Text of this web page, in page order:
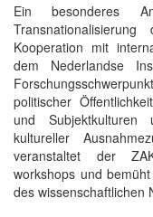
Ein besonderes
Kooperation mit
dem Nederlandse
politischer
und
kultureller
veranstaltet der
workshops und
des wissenschaftlichen